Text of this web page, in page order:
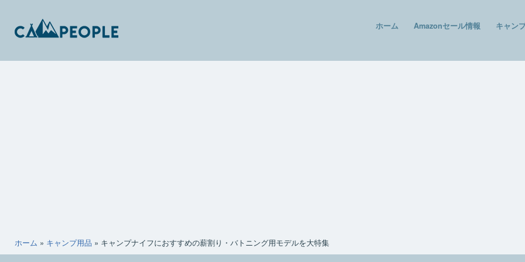
キ
ホーム Amazonセール情報 キャン
ホーム » キャンプ用品 » キャンプナイフにおすすめの薪割り・バトニング用モデルを大特集